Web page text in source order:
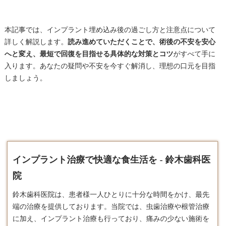
本記事では、インプラント埋め込み後の過ごし方と注意点について
詳しく解説します。 読み進めていただくことで、術後の不安を安心
へと変え、最短で回復を目指せる具体的な対策とコツがすべて手に
入ります。あなたの疑問や不安を今すぐ解消し、理想の口元を目指
しましょう。
インプラント治療で快適な食生活を - 鈴木歯科医
院
鈴木歯科医院は、患者様一人ひとりに十分な時間をかけ、最先
端の治療を提供しております。​当院では、虫歯治療や根管治療
に加え、 インプラント 治療も行っており、痛みの少ない施術を